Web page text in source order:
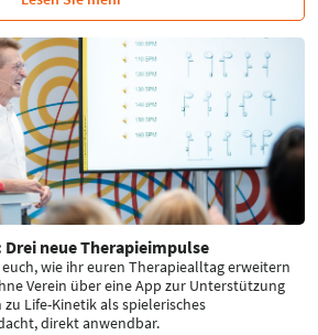
Drei neue Therapieimpulse
wie ihr euren Therapiealltag erweitern
Verein über eine App zur Unterstützung
Life-Kinetik als spielerisches
direkt anwendbar.